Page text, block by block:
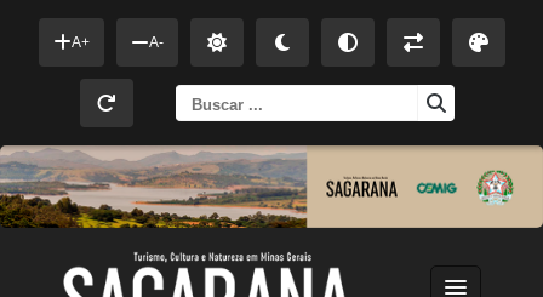
A+ A-
Busca
para: